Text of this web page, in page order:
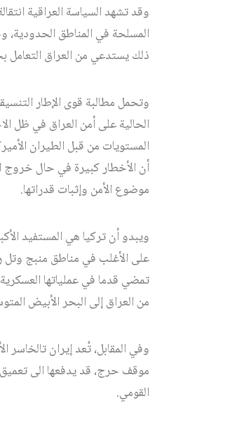
وقد تشهد السياسة العراقية
المسلحة في المناطق الحدودية،
ذلك يستدعي من العراق التعامل
وتحمل مطالبة قوى الإطار
الحالية على أمن العراق في ظل
المستويات من قبل الطيران
أن الأخطار كبيرة في حال خروج
موضوع الأمن وإثبات قدراتها.
ويبدو أن تركيا هي المستفيد
على الأغلب في مناطق منبج
تمضي قدما في عملياتها
من العراق إلى البحر الأبيض المتوسط وبعمق ٣٠ كم، كما صرح بذلك الرئيس
وفي المقابل، تُعد إيران
موقف حرج، قد يدفعها الى تعميق
القومي.